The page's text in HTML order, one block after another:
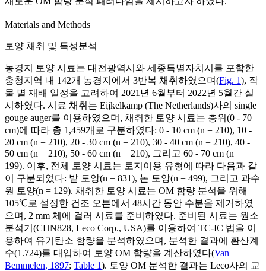
Materials and Methods
토양 채취 및 특성분석
농경지 토양 시료는 대전광역시와 세종특별자치시를 포함한
충청지역 내 142개 농경지에서 3반복 채취하였으며(Fig. 1), 작
물 별 재배 일정을 고려하여 2021년 6월부터 2022년 5월간 실
시하였다. 시료 채취는 Eijkelkamp (The Netherlands)사의 single
gouge auger를 이용하였으며, 채취한 토양 시료는 층위(0 - 70
cm)에 따라 총 1,459개로 구분하였다: 0 - 10 cm (n = 210), 10 -
20 cm (n = 210), 20 - 30 cm (n = 210), 30 - 40 cm (n = 210), 40 -
50 cm (n = 210), 50 - 60 cm (n = 210), 그리고 60 - 70 cm (n =
199). 이후, 전체 토양 시료는 토지이용 유형에 따라 다음과 같
이 구분되었다: 밭 토양(n = 831), 논 토양(n = 499), 그리고 과수
원 토양(n = 129). 채취한 토양 시료는 OM 함량 분석을 위해
105℃로 설정한 건조 오븐에서 48시간 동안 수분을 제거하였
으며, 2 mm 체에 걸러 시료를 준비하였다. 준비된 시료는 원소
분석기(CHN828, Leco Corp., USA)를 이용하여 TC-IC 법을 이
용하여 유기탄소 함량을 분석하였으며, 분석한 결과에 환산계
수(1.724)를 대입하여 토양 OM 함량을 계산하였다(Van
Bemmelen, 1897; Table 1). 토양 OM 분석한 결과는 Leco사의 교